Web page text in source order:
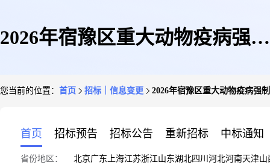
2026年宿豫区重大动物疫病强制
您当前的位置： 首页 招标｜信息变更 2026年宿豫区重大动物疫病强
首页 招标预告 招标公告 重新招标 中标通知
省份地区： 北京广东 上海江苏浙江山东湖北四川 河北河南天津山